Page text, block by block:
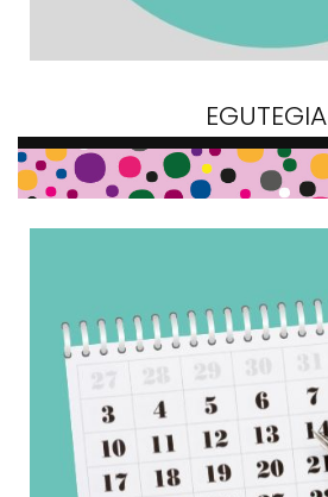
EGUTEGIA